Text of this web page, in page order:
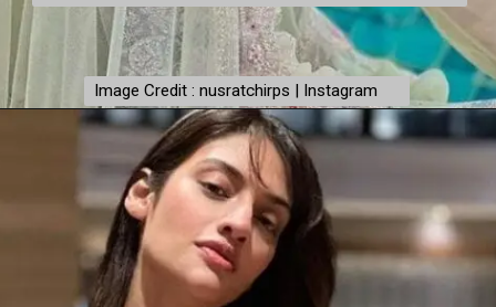
Image Credit : nusratchirps | Instagram